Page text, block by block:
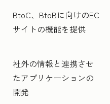
BtoC、BtoBに向けのEC
サイトの機能を提供
社外の情報と連携させ
たアプリケーションの
開発